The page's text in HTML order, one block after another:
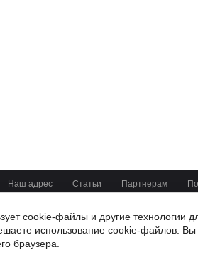
Наш адрес Статьи Партнерам
+7(4722) 37-42-01
cookie-файлы и другие технологии
использование cookie-файлов.
браузера.